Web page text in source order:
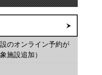
のオンライン予約が
施設追加）